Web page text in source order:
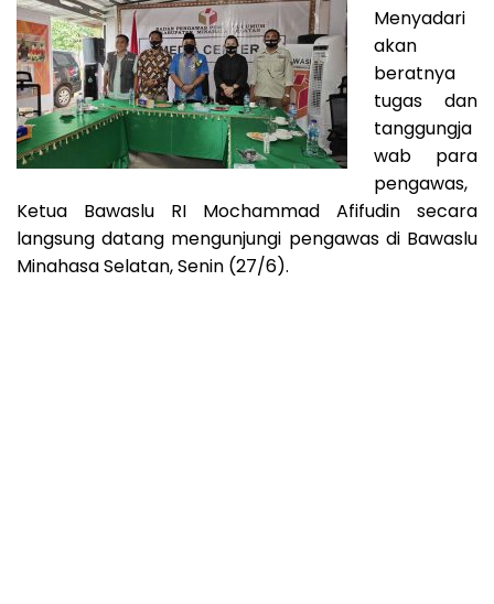
Menyadari
akan
beratnya
tugas dan
tanggungja
wab para
pengawas,
Ketua Bawaslu RI Mochammad Afifudin secara
langsung datang mengunjungi pengawas di Bawaslu
Minahasa Selatan, Senin (27/6).